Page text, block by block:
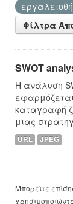
Φίλτρα
SWOT
Η ανάλυση
καταγραφή
μιας
URL JPEG
Μπορείτε